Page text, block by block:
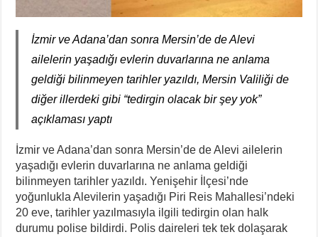
İzmir ve Adana’dan sonra Mersin’de de Alevi
ailelerin yaşadığı evlerin duvarlarına ne anlama
geldiği bilinmeyen tarihler yazıldı, Mersin Valiliği de
diğer illerdeki gibi “tedirgin olacak bir şey yok”
açıklaması yaptı
İzmir ve Adana’dan sonra Mersin’de de Alevi ailelerin
yaşadığı evlerin duvarlarına ne anlama geldiği
bilinmeyen tarihler yazıldı. Yenişehir İlçesi’nde
yoğunlukla Alevilerin yaşadığı Piri Reis Mahallesi’ndeki
20 eve, tarihler yazılmasıyla ilgili tedirgin olan halk
durumu polise bildirdi. Polis daireleri tek tek dolaşarak